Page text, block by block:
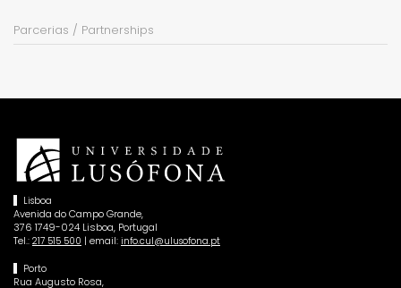
Parcerias / Partnerships
Lisboa
Avenida do Campo Grande,
376 1749-024 Lisboa, Portugal
Tel.: 217 515 500 | email: info.cul@ulusofona.pt
Porto
Rua Augusto Rosa,